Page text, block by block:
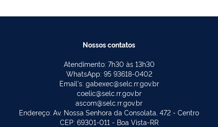
Nossos contatos
Atendimento: 7h30 às 13h30
WhatsApp: 95 93618-0402
Email's: gabexec@selc.rr.gov.br
coelic@selc.rr.gov.br
ascom@selc.rr.gov.br
Endereço: Av. Nossa Senhora da Consolata, 472 - Centro
CEP: 69301-011 - Boa Vista-RR